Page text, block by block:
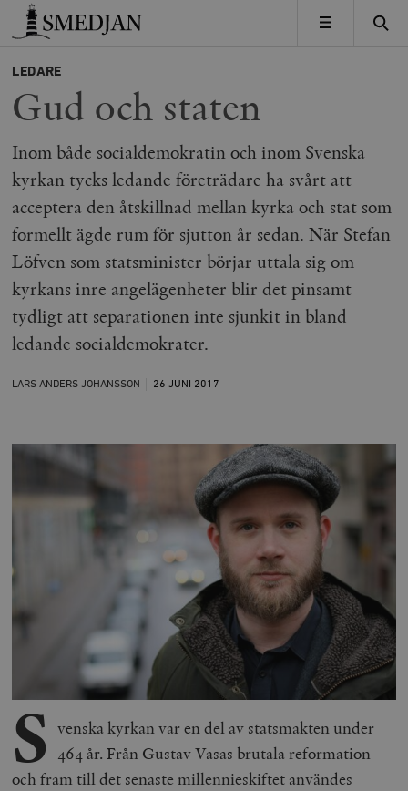
Timbro
MENY
LEDARE
Gud och staten
Inom både socialdemokratin och inom Svenska
kyrkan tycks ledande företrädare ha svårt att
acceptera den åtskillnad mellan kyrka och stat som
formellt ägde rum för sjutton år sedan. När Stefan
Löfven som statsminister börjar uttala sig om
kyrkans inre angelägenheter blir det pinsamt
tydligt att separationen inte sjunkit in bland
ledande socialdemokrater.
LARS ANDERS JOHANSSON 26 JUNI 2017
S venska kyrkan var en del av statsmakten under
464 år. Från Gustav Vasas brutala reformation
och fram till det senaste millennieskiftet användes